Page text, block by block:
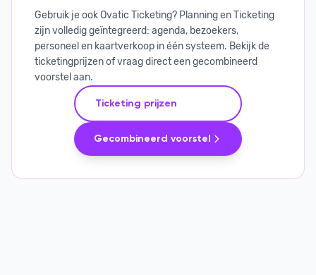
Gebruik je ook Ovatic Ticketing? Planning en Ticketing
zijn volledig geïntegreerd: agenda, bezoekers,
personeel en kaartverkoop in één systeem. Bekijk de
ticketingprijzen of vraag direct een gecombineerd
voorstel aan.
Ticketing prijzen
Gecombineerd voorstel